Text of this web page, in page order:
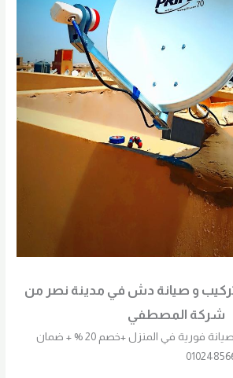
تركيب و صيانة دش في مدينة نصر من
شركة المصطفي
صيانة دش مدينة نصر صيانة فورية في المنزل +خصم 20 % + ضمان